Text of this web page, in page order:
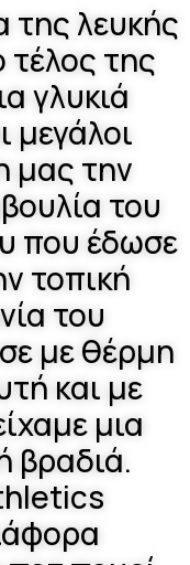
της λευκής
τέλος της
γλυκιά
μεγάλοι
μας την
του
που έδωσε
τοπική
του
με θέρμη
και με
μια
βραδιά.